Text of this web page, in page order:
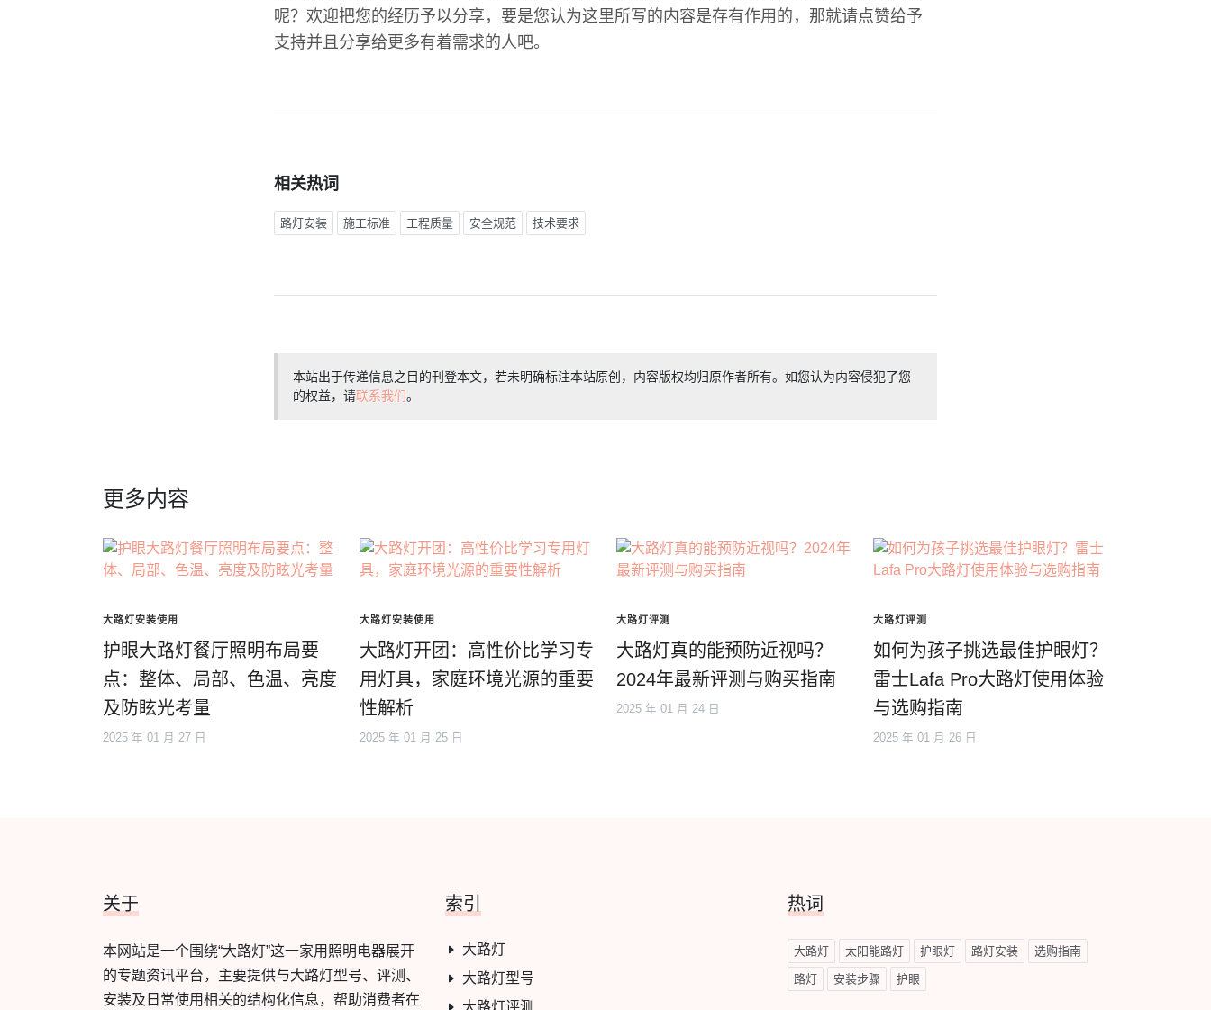
呢？欢迎把您的经历予以分享，要是您认为这里所写的内容是存有作用的，那就请点赞给予
支持并且分享给更多有着需求的人吧。
相关热词
路灯安装 施工标准 工程质量 安全规范 技术要求
本站出于传递信息之目的刊登本文，若未明确标注本站原创，内容版权均归原作者所有。如您认为内容侵犯了您
的权益，请联系我们。
更多内容
大路灯安装使用
护眼大路灯餐厅照明布局要
点：整体、局部、色温、亮度
及防眩光考量
2025 年 01 月 27 日
大路灯安装使用
大路灯开团：高性价比学习专
用灯具，家庭环境光源的重要
性解析
2025 年 01 月 25 日
大路灯评测
大路灯真的能预防近视吗？
2024年最新评测与购买指南
2025 年 01 月 24 日
大路灯评测
如何为孩子挑选最佳护眼灯？
雷士Lafa Pro大路灯使用体验
与选购指南
2025 年 01 月 26 日
关于
本网站是一个围绕“大路灯”这一家用照明电器展开
的专题资讯平台，主要提供与大路灯型号、评测、
安装及日常使用相关的结构化信息，帮助消费者在
索引
大路灯
大路灯型号
大路灯评测
热词
大路灯 太阳能路灯 护眼灯 路灯安装 选购指南
路灯 安装步骤 护眼